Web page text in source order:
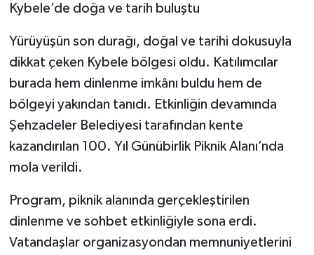
Kybele’de doğa ve tarih buluştu
Yürüyüşün son durağı, doğal ve tarihi dokusuyla
dikkat çeken Kybele bölgesi oldu. Katılımcılar
burada hem dinlenme imkânı buldu hem de
bölgeyi yakından tanıdı. Etkinliğin devamında
Şehzadeler Belediyesi tarafından kente
kazandırılan 100. Yıl Günübirlik Piknik Alanı’nda
mola verildi.
Program, piknik alanında gerçekleştirilen
dinlenme ve sohbet etkinliğiyle sona erdi.
Vatandaşlar organizasyondan memnuniyetlerini